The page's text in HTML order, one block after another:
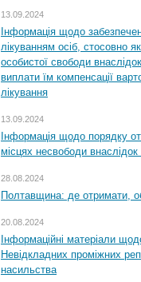
13.09.2024
Інформація щодо
лікуванням осіб, стосовно
особистої свободи
виплати їм компенсації
лікування
13.09.2024
Інформація щодо порядку
місцях несвободи внаслідок
28.08.2024
Полтавщина: де отримати,
20.08.2024
Інформаційні матеріали
Невідкладних проміжних
насильства